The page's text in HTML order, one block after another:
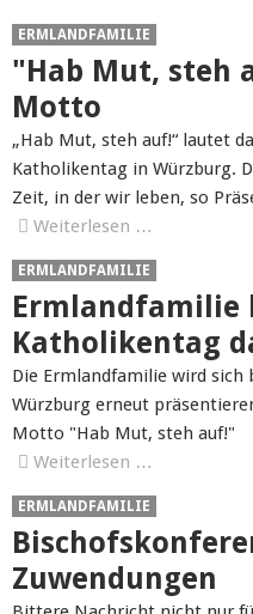
ERMLANDFAMILIE
"Hab Mut, steh
Motto
„Hab Mut, steh auf!“ lautet
Katholikentag in Würzburg.
Zeit, in der wir leben, so
Weiterlesen …
ERMLANDFAMILIE
Ermlandfamilie
Katholikentag
Die Ermlandfamilie wird
Würzburg erneut
Motto "Hab Mut, steh auf!"
Weiterlesen …
ERMLANDFAMILIE
Zuwendungen